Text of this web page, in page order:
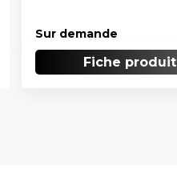
Sur demande
Fiche produit